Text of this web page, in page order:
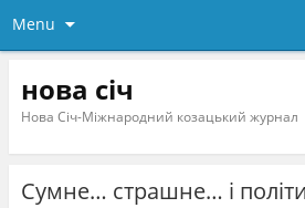
Menu
нова січ
Нова Січ-Міжнародний козацький журнал
Сумне… страшне… і